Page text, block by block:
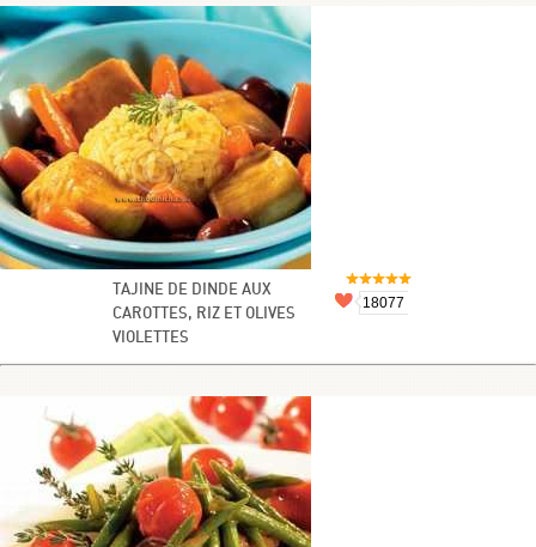
TAJINE DE DINDE AUX
CAROTTES, RIZ ET OLIVES
VIOLETTES
18077